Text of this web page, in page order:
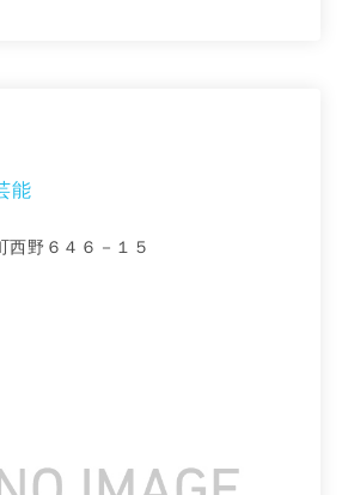
能
西野６４６－１５